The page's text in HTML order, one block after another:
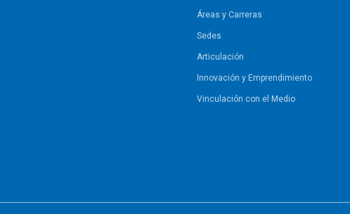
Áreas y Carreras
Sedes
Articulación
Innovación y Emprendimiento
Vinculación con el Medio